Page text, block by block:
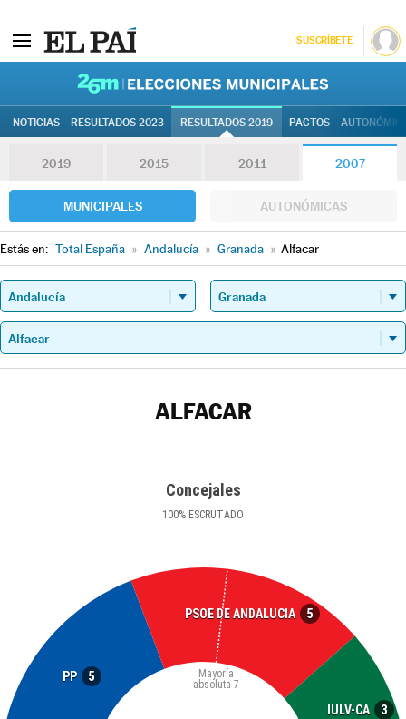
SUSCRÍBETE
NOTICIAS RESULTADOS 2023 RESULTADOS 2019 PACTOS
2019 2015 2011 2007
MUNICIPALES AUTONÓMICAS
Estás en: Total España » Andalucía » Granada » Alfacar
ALFACAR
Concejales
100% ESCRUTADO
PP 5
PSOE DE ANDALUCIA 5
IULV-CA 3
Mayoría
absoluta 7